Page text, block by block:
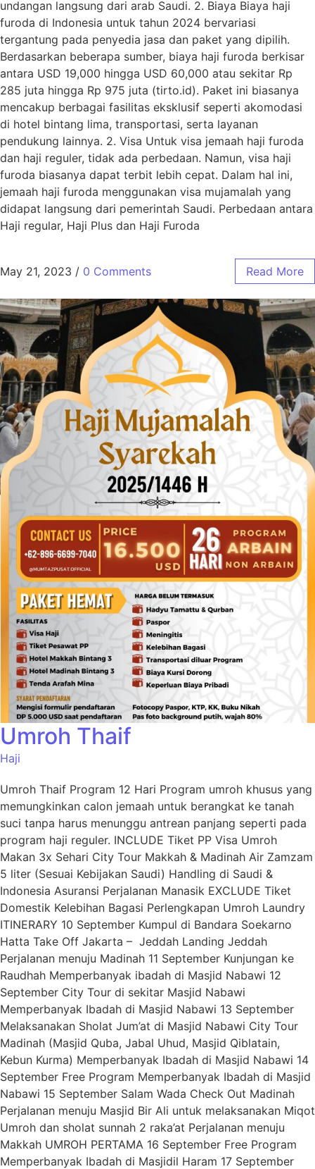
undangan langsung dari arab Saudi. 2. Biaya Biaya haji
furoda di Indonesia untuk tahun 2024 bervariasi
tergantung pada penyedia jasa dan paket yang dipilih.
Berdasarkan beberapa sumber, biaya haji furoda berkisar
antara USD 19,000 hingga USD 60,000 atau sekitar Rp
285 juta hingga Rp 975 juta​ (tirto.id)​. Paket ini biasanya
mencakup berbagai fasilitas eksklusif seperti akomodasi
di hotel bintang lima, transportasi, serta layanan
pendukung lainnya. 2. Visa Untuk visa jemaah haji furoda
dan haji reguler, tidak ada perbedaan. Namun, visa haji
furoda biasanya dapat terbit lebih cepat. Dalam hal ini,
jemaah haji furoda menggunakan visa mujamalah yang
didapat langsung dari pemerintah Saudi. Perbedaan antara
Haji regular, Haji Plus dan Haji Furoda
May 21, 2023 / 0 Comments Read More
Umroh Thaif
Haji
Umroh Thaif Program 12 Hari Program umroh khusus yang
memungkinkan calon jemaah untuk berangkat ke tanah
suci tanpa harus menunggu antrean panjang seperti pada
program haji reguler. INCLUDE Tiket PP Visa Umroh
Makan 3x Sehari City Tour Makkah & Madinah Air Zamzam
5 liter (Sesuai Kebijakan Saudi) Handling di Saudi &
Indonesia Asuransi Perjalanan Manasik EXCLUDE Tiket
Domestik Kelebihan Bagasi Perlengkapan Umroh Laundry
ITINERARY 10 September Kumpul di Bandara Soekarno
Hatta Take Off Jakarta – Jeddah Landing Jeddah
Perjalanan menuju Madinah 11 September Kunjungan ke
Raudhah Memperbanyak ibadah di Masjid Nabawi 12
September City Tour di sekitar Masjid Nabawi
Memperbanyak Ibadah di Masjid Nabawi 13 September
Melaksanakan Sholat Jum’at di Masjid Nabawi City Tour
Madinah (Masjid Quba, Jabal Uhud, Masjid Qiblatain,
Kebun Kurma) Memperbanyak Ibadah di Masjid Nabawi 14
September Free Program Memperbanyak Ibadah di Masjid
Nabawi 15 September Salam Wada Check Out Madinah
Perjalanan menuju Masjid Bir Ali untuk melaksanakan Miqot
Umroh dan sholat sunnah 2 raka’at Perjalanan menuju
Makkah UMROH PERTAMA 16 September Free Program
Memperbanyak Ibadah di Masjidil Haram 17 September